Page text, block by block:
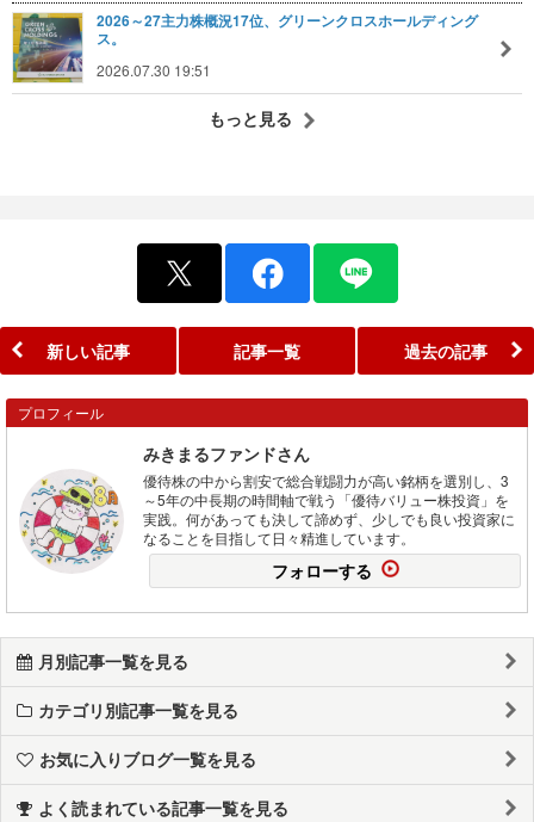
2026～27主力株概況17位、グリーンクロスホールディング
ス。
2026.07.30 19:51
もっと見る
新しい記事 記事一覧 過去の記事
プロフィール
みきまるファンドさん
優待株の中から割安で総合戦闘力が高い銘柄を選別し、3
～5年の中長期の時間軸で戦う「優待バリュー株投資」を
実践。何があっても決して諦めず、少しでも良い投資家に
なることを目指して日々精進しています。
フォローする
月別記事一覧を見る
カテゴリ別記事一覧を見る
お気に入りブログ一覧を見る
よく読まれている記事一覧を見る